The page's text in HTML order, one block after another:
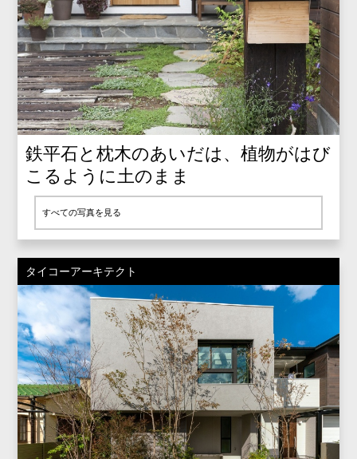
鉄平石と枕木のあいだは、植物がはび
こるように土のまま
すべての写真を見る
タイコーアーキテクト